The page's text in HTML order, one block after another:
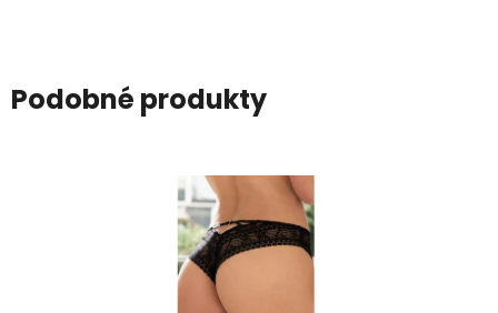
Podobné produkty